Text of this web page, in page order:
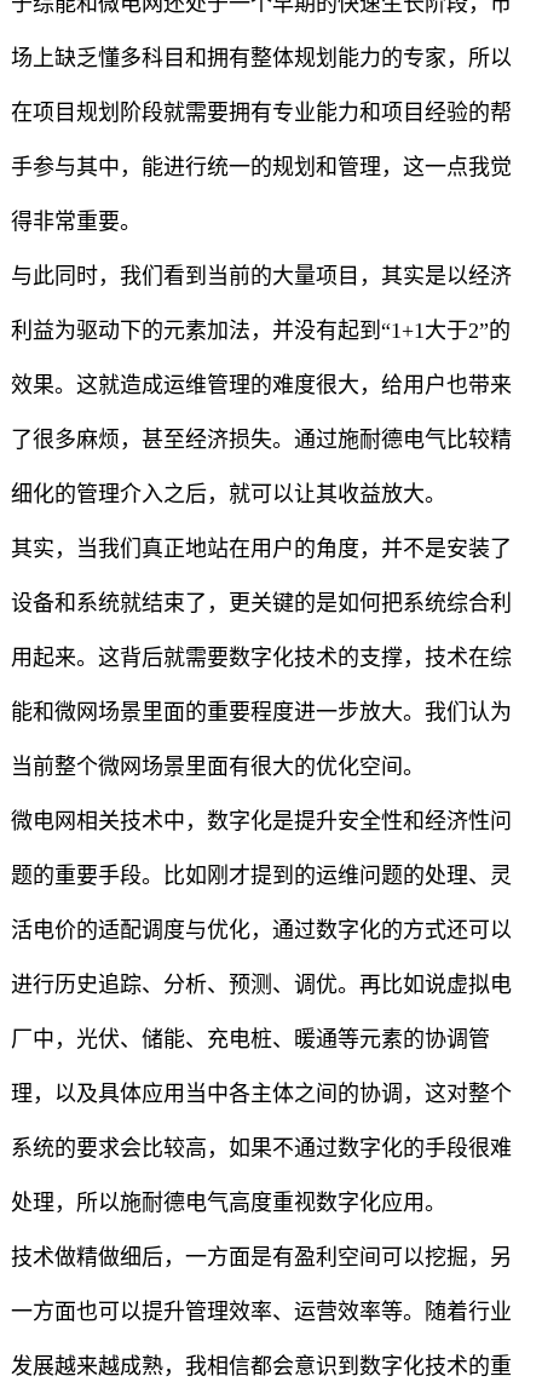
场上缺乏懂多科目和拥有整体规划能力的专家，所以
在项目规划阶段就需要拥有专业能力和项目经验的帮
手参与其中，能进行统一的规划和管理，这一点我觉
得非常重要。
与此同时，我们看到当前的大量项目，其实是以经济
利益为驱动下的元素加法，并没有起到“1+1大于2”的
效果。这就造成运维管理的难度很大，给用户也带来
了很多麻烦，甚至经济损失。通过施耐德电气比较精
细化的管理介入之后，就可以让其收益放大。
其实，当我们真正地站在用户的角度，并不是安装了
设备和系统就结束了，更关键的是如何把系统综合利
用起来。这背后就需要数字化技术的支撑，技术在综
能和微网场景里面的重要程度进一步放大。我们认为
当前整个微网场景里面有很大的优化空间。
微电网相关技术中，数字化是提升安全性和经济性问
题的重要手段。比如刚才提到的运维问题的处理、灵
活电价的适配调度与优化，通过数字化的方式还可以
进行历史追踪、分析、预测、调优。再比如说虚拟电
厂中，光伏、储能、充电桩、暖通等元素的协调管
理，以及具体应用当中各主体之间的协调，这对整个
系统的要求会比较高，如果不通过数字化的手段很难
处理，所以施耐德电气高度重视数字化应用。
技术做精做细后，一方面是有盈利空间可以挖掘，另
一方面也可以提升管理效率、运营效率等。随着行业
发展越来越成熟，我相信都会意识到数字化技术的重